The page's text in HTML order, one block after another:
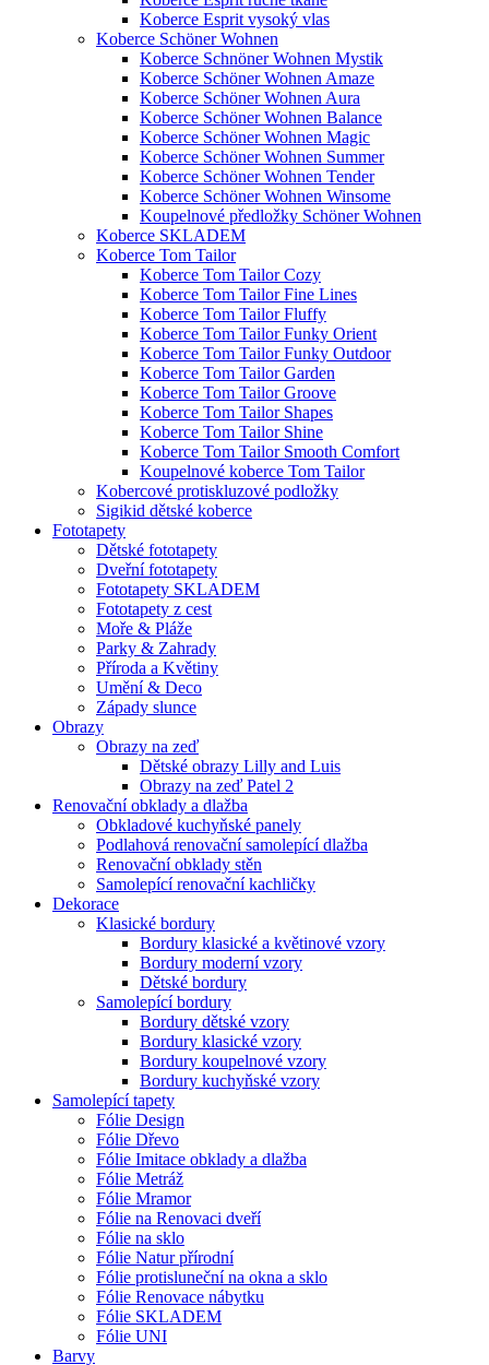
Koberce Esprit vysoký vlas
Koberce Schöner Wohnen
Koberce Schnöner Wohnen Mystik
Koberce Schöner Wohnen Amaze
Koberce Schöner Wohnen Aura
Koberce Schöner Wohnen Balance
Koberce Schöner Wohnen Magic
Koberce Schöner Wohnen Summer
Koberce Schöner Wohnen Tender
Koberce Schöner Wohnen Winsome
Koupelnové předložky Schöner Wohnen
Koberce SKLADEM
Koberce Tom Tailor
Koberce Tom Tailor Cozy
Koberce Tom Tailor Fine Lines
Koberce Tom Tailor Fluffy
Koberce Tom Tailor Funky Orient
Koberce Tom Tailor Funky Outdoor
Koberce Tom Tailor Garden
Koberce Tom Tailor Groove
Koberce Tom Tailor Shapes
Koberce Tom Tailor Shine
Koberce Tom Tailor Smooth Comfort
Koupelnové koberce Tom Tailor
Kobercové protiskluzové podložky
Sigikid dětské koberce
Fototapety
Dětské fototapety
Dveřní fototapety
Fototapety SKLADEM
Fototapety z cest
Moře & Pláže
Parky & Zahrady
Příroda a Květiny
Umění & Deco
Západy slunce
Obrazy
Obrazy na zeď
Dětské obrazy Lilly and Luis
Obrazy na zeď Patel 2
Renovační obklady a dlažba
Obkladové kuchyňské panely
Podlahová renovační samolepící dlažba
Renovační obklady stěn
Samolepící renovační kachličky
Dekorace
Klasické bordury
Bordury klasické a květinové vzory
Bordury moderní vzory
Dětské bordury
Samolepící bordury
Bordury dětské vzory
Bordury klasické vzory
Bordury koupelnové vzory
Bordury kuchyňské vzory
Samolepící tapety
Fólie Design
Fólie Dřevo
Fólie Imitace obklady a dlažba
Fólie Metráž
Fólie Mramor
Fólie na Renovaci dveří
Fólie na sklo
Fólie Natur přírodní
Fólie protisluneční na okna a sklo
Fólie Renovace nábytku
Fólie SKLADEM
Fólie UNI
Barvy